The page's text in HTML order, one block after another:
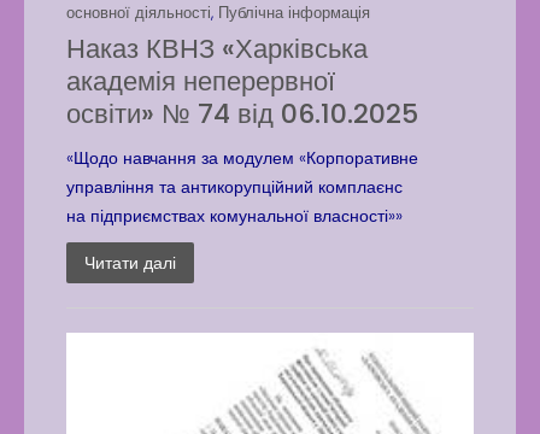
основної діяльності, Публічна інформація
Наказ КВНЗ «Харківська
академія неперервної
освіти» № 74 від 06.10.2025
«Щодо навчання за модулем «Корпоративне
управління та антикорупційний комплаєнс
на підприємствах комунальної власності»»
Читати далі